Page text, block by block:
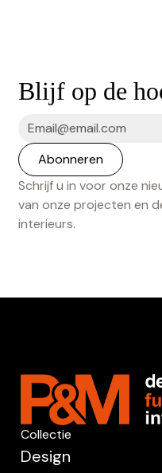
Blijf op de
Schrijf u in voor onze
van onze projecten en
interieurs.
Collectie
Design